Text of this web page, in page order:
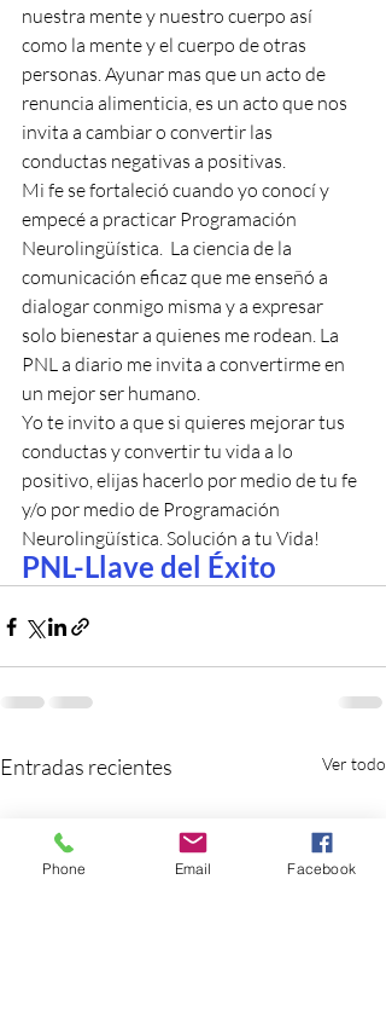
nuestra mente y nuestro cuerpo así
como la mente y el cuerpo de otras
personas. Ayunar mas que un acto de
renuncia alimenticia, es un acto que nos
invita a cambiar o convertir las
conductas negativas a positivas.
Mi fe se fortaleció cuando yo conocí y
empecé a practicar Programación
Neurolingüística.  La ciencia de la
comunicación eficaz que me enseñó a
dialogar conmigo misma y a expresar
solo bienestar a quienes me rodean. La
PNL a diario me invita a convertirme en
un mejor ser humano.
Yo te invito a que si quieres mejorar tus
conductas y convertir tu vida a lo
positivo, elijas hacerlo por medio de tu fe
y/o por medio de Programación
Neurolingüística. Solución a tu Vida!
PNL-Llave del Éxito
Entradas recientes Ver todo
Phone Email Facebook